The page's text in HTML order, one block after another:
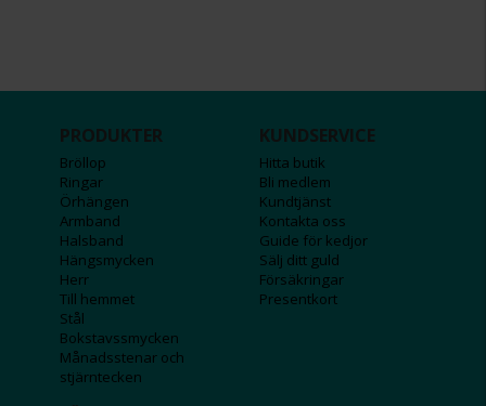
PRODUKTER
Bröllop
Ringar
Örhängen
Armband
Halsband
Hängsmycken
Herr
Till hemmet
Stål
Bokstavssmycken
Månadsstenar och
stjärntecken
KUNDSERVICE
Hitta butik
Bli medlem
Kundtjänst
Kontakta oss
Guide för kedjor
Sälj ditt guld
Försäkringar
Presentkort